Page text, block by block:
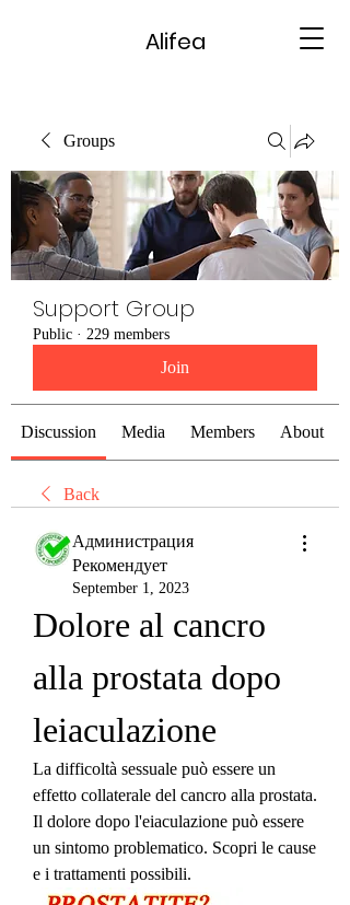
Alifea
Groups
Support Group
Public · 229 members
Join
Discussion Media Members About
Back
Администрация
Рекомендует
September 1, 2023
Dolore al cancro
alla prostata dopo
leiaculazione
La difficoltà sessuale può essere un
effetto collaterale del cancro alla prostata.
Il dolore dopo l'eiaculazione può essere
un sintomo problematico. Scopri le cause
e i trattamenti possibili.